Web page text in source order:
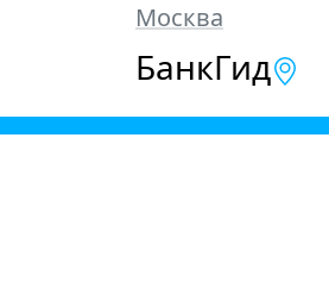
Москва
БанкГид